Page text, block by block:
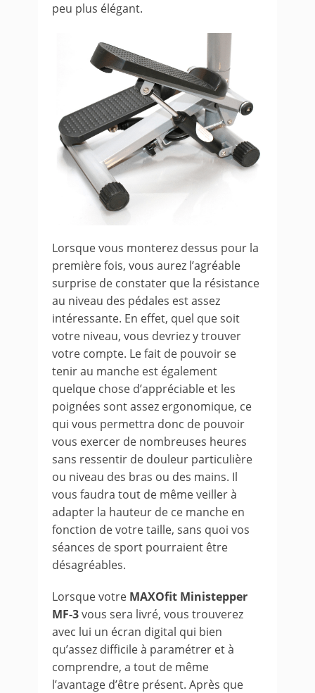
peu plus élégant.
Lorsque vous monterez dessus pour la
première fois, vous aurez l’agréable
surprise de constater que la résistance
au niveau des pédales est assez
intéressante. En effet, quel que soit
votre niveau, vous devriez y trouver
votre compte. Le fait de pouvoir se
tenir au manche est également
quelque chose d’appréciable et les
poignées sont assez ergonomique, ce
qui vous permettra donc de pouvoir
vous exercer de nombreuses heures
sans ressentir de douleur particulière
ou niveau des bras ou des mains. Il
vous faudra tout de même veiller à
adapter la hauteur de ce manche en
fonction de votre taille, sans quoi vos
séances de sport pourraient être
désagréables.
Lorsque votre MAXOfit Ministepper
MF-3vous sera livré, vous trouverez
avec lui un écran digital qui bien
qu’assez difficile à paramétrer et à
comprendre, a tout de même
l’avantage d’être présent. Après que